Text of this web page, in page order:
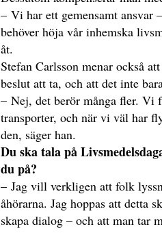
– Vi har ett gemensamt ansvar
behöver höja vår inhemska
åt.
Stefan Carlsson menar också
beslut att ta, och att det inte
– Nej, det berör många fler. Vi
transporter, och när vi väl har
den, säger han.
Du ska tala på
du på?
– Jag vill verkligen att folk
åhörarna. Jag hoppas att detta
skapa dialog – och att man tar